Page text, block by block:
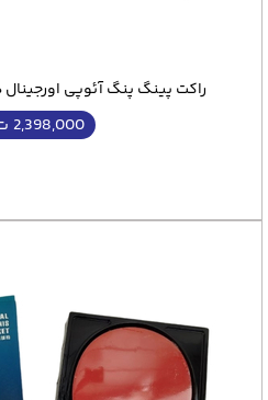
راکت پینگ پنگ آئوپی
2,398,000